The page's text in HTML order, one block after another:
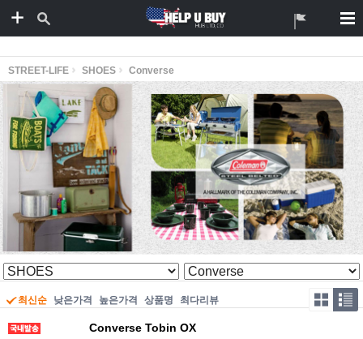
STREET-LIFE SHOES Converse
최신순 낮은가격 높은가격 상품명 최다리뷰
Converse Tobin OX